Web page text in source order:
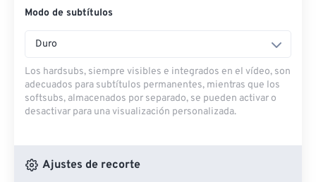
Modo de subtítulos
Duro
Los hardsubs, siempre visibles e integrados en el vídeo, son
adecuados para subtítulos permanentes, mientras que los
softsubs, almacenados por separado, se pueden activar o
desactivar para una visualización personalizada.
Ajustes de recorte